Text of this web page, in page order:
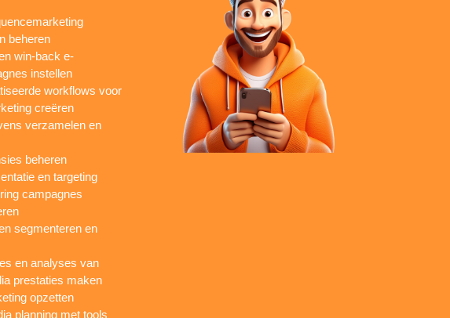
beheren
win-back e-
instellen
workflows voor
creëren
verzamelen en
beheren
en targeting
campagnes
segmenteren en
en analyses van
prestaties maken
opzetten
planning met tools